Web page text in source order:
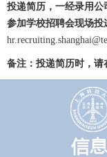
投递简历，一经录用
参加学校招聘会现场投
备注：投递简历时，请